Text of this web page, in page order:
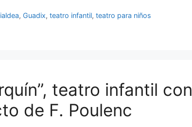
, Guadix,teatro infantil,teatro para niños
teatro infantil con
de F. Poulenc